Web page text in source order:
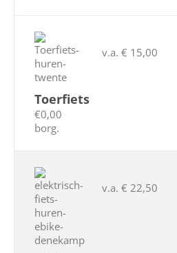
Toerfiets
€0,00
borg.
v.a. € 15,00
v.a. € 22,50